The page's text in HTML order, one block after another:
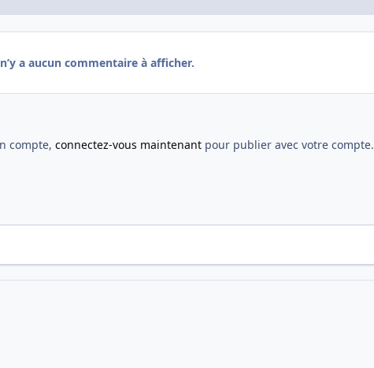
a aucun commentaire à afficher.
compte, connectez-vous maintenantpour publier avec votre compte.